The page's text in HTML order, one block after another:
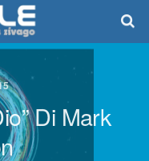
Di Mark